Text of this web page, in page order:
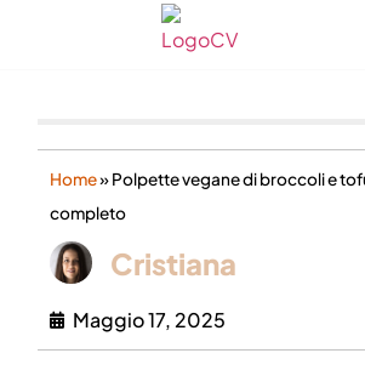
Home»Polpette vegane di broccoli e
completo
Cristiana
Maggio 17, 2025